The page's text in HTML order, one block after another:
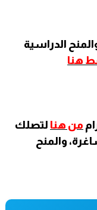
الدراسية
هنا
من هنا لتصلك
والمنح